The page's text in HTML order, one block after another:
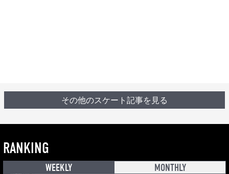
その他のスケート記事を見る
RANKING
WEEKLY MONTHLY